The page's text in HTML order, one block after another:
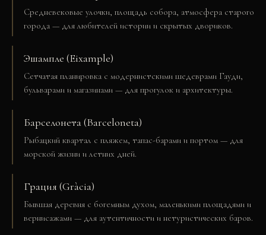
Средневековые улочки, площадь собора, атмосфера старого
города — для любителей истории и скрытых двориков.
Эшампле (Eixample)
Сетчатая планировка с модернистскими шедеврами Гауди,
бульварами и магазинами — для прогулок и архитектуры.
Барселонета (Barceloneta)
Рыбацкий квартал с пляжем, тапас-барами и портом — для
морской жизни и летних дней.
Грация (Gràcia)
Бывшая деревня с богемным духом, маленькими площадями и
вернисажами — для аутентичности и нетуристических баров.